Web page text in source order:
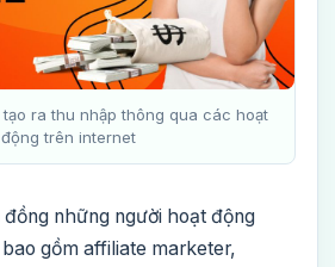
ra thu nhập thông qua các hoạt
động trên internet
đồng những người hoạt động
gồm affiliate marketer,